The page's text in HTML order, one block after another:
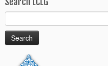
Search
for: